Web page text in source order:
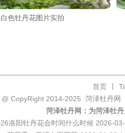
白色牡丹花图片实拍
首页
@ CopyRight 2014-2025
菏泽牡丹网
菏泽牡丹网：为菏泽牡
洛阳牡丹花会时间什么时候 2026-